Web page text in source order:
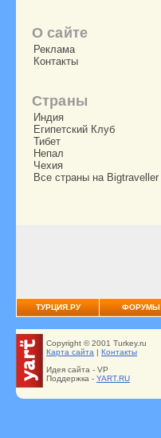
О сайте
Реклама
Контакты
Страны
Индия
Египетский Клуб
Тибет
Непал
Чехия
Все страны на Bigtraveller
ТУРЦИЯ.РУ ФОРУМЫ
Copyright © 2001 Turkey.ru
Карта сайта | Контакты
Идея сайта - VP
Поддержка - YART.RU